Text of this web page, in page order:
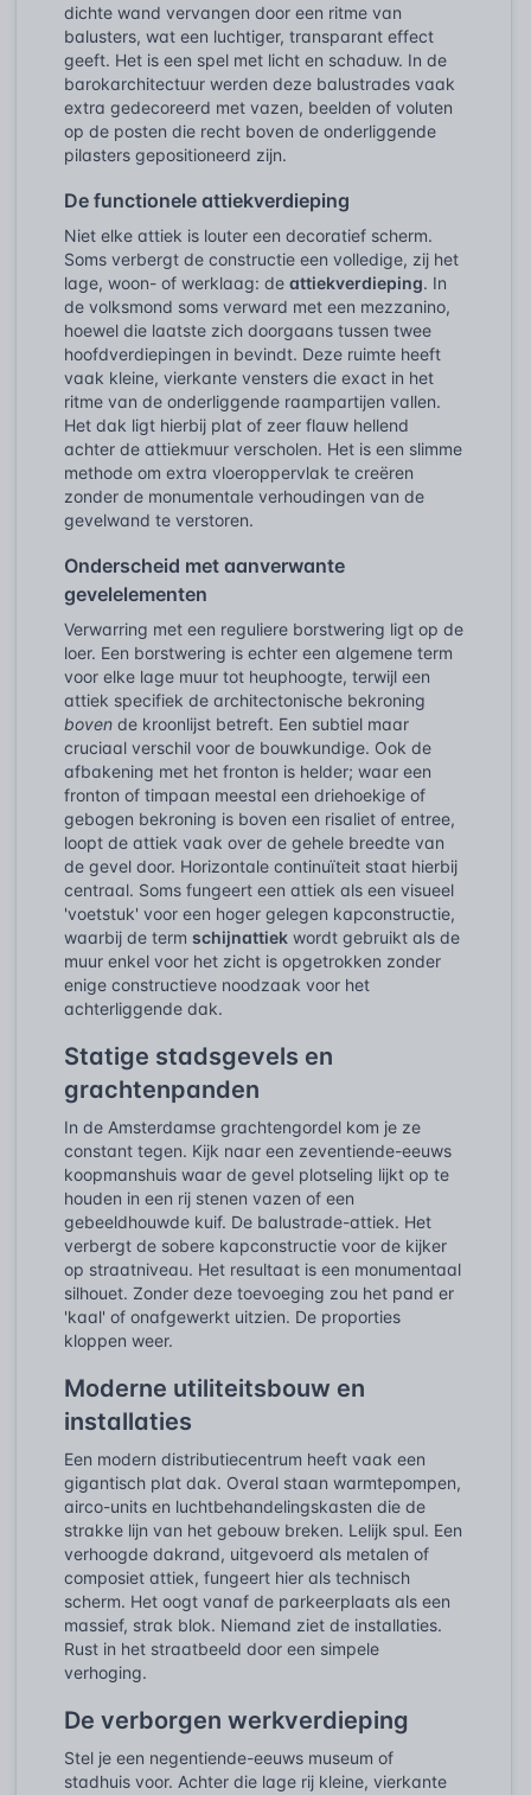
dichte wand vervangen door een ritme van
balusters, wat een luchtiger, transparant effect
geeft. Het is een spel met licht en schaduw. In de
barokarchitectuur werden deze balustrades vaak
extra gedecoreerd met vazen, beelden of voluten
op de posten die recht boven de onderliggende
pilasters gepositioneerd zijn.
De functionele attiekverdieping
Niet elke attiek is louter een decoratief scherm.
Soms verbergt de constructie een volledige, zij het
lage, woon- of werklaag: de attiekverdieping. In
de volksmond soms verward met een mezzanino,
hoewel die laatste zich doorgaans tussen twee
hoofdverdiepingen in bevindt. Deze ruimte heeft
vaak kleine, vierkante vensters die exact in het
ritme van de onderliggende raampartijen vallen.
Het dak ligt hierbij plat of zeer flauw hellend
achter de attiekmuur verscholen. Het is een slimme
methode om extra vloeroppervlak te creëren
zonder de monumentale verhoudingen van de
gevelwand te verstoren.
Onderscheid met aanverwante
gevelelementen
Verwarring met een reguliere borstwering ligt op de
loer. Een borstwering is echter een algemene term
voor elke lage muur tot heuphoogte, terwijl een
attiek specifiek de architectonische bekroning
boven de kroonlijst betreft. Een subtiel maar
cruciaal verschil voor de bouwkundige. Ook de
afbakening met het fronton is helder; waar een
fronton of timpaan meestal een driehoekige of
gebogen bekroning is boven een risaliet of entree,
loopt de attiek vaak over de gehele breedte van
de gevel door. Horizontale continuïteit staat hierbij
centraal. Soms fungeert een attiek als een visueel
'voetstuk' voor een hoger gelegen kapconstructie,
waarbij de term schijnattiek wordt gebruikt als de
muur enkel voor het zicht is opgetrokken zonder
enige constructieve noodzaak voor het
achterliggende dak.
Statige stadsgevels en
grachtenpanden
In de Amsterdamse grachtengordel kom je ze
constant tegen. Kijk naar een zeventiende-eeuws
koopmanshuis waar de gevel plotseling lijkt op te
houden in een rij stenen vazen of een
gebeeldhouwde kuif. De balustrade-attiek. Het
verbergt de sobere kapconstructie voor de kijker
op straatniveau. Het resultaat is een monumentaal
silhouet. Zonder deze toevoeging zou het pand er
'kaal' of onafgewerkt uitzien. De proporties
kloppen weer.
Moderne utiliteitsbouw en
installaties
Een modern distributiecentrum heeft vaak een
gigantisch plat dak. Overal staan warmtepompen,
airco-units en luchtbehandelingskasten die de
strakke lijn van het gebouw breken. Lelijk spul. Een
verhoogde dakrand, uitgevoerd als metalen of
composiet attiek, fungeert hier als technisch
scherm. Het oogt vanaf de parkeerplaats als een
massief, strak blok. Niemand ziet de installaties.
Rust in het straatbeeld door een simpele
verhoging.
De verborgen werkverdieping
Stel je een negentiende-eeuws museum of
stadhuis voor. Achter die lage rij kleine, vierkante